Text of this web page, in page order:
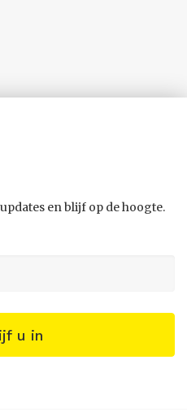
en blijf op de hoogte.
u in